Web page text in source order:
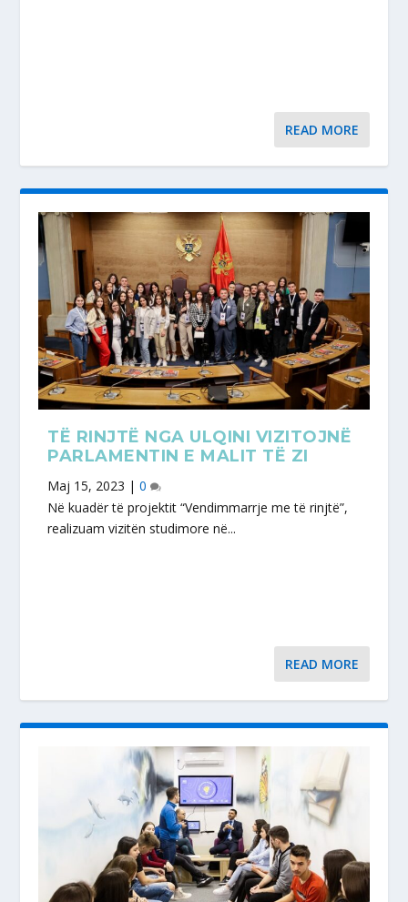
READ MORE
TË RINJTË NGA ULQINI VIZITOJNË
PARLAMENTIN E MALIT TË ZI
Maj 15, 2023 |0
Në kuadër të projektit “Vendimmarrje me të rinjtë”,
realizuam vizitën studimore në...
READ MORE